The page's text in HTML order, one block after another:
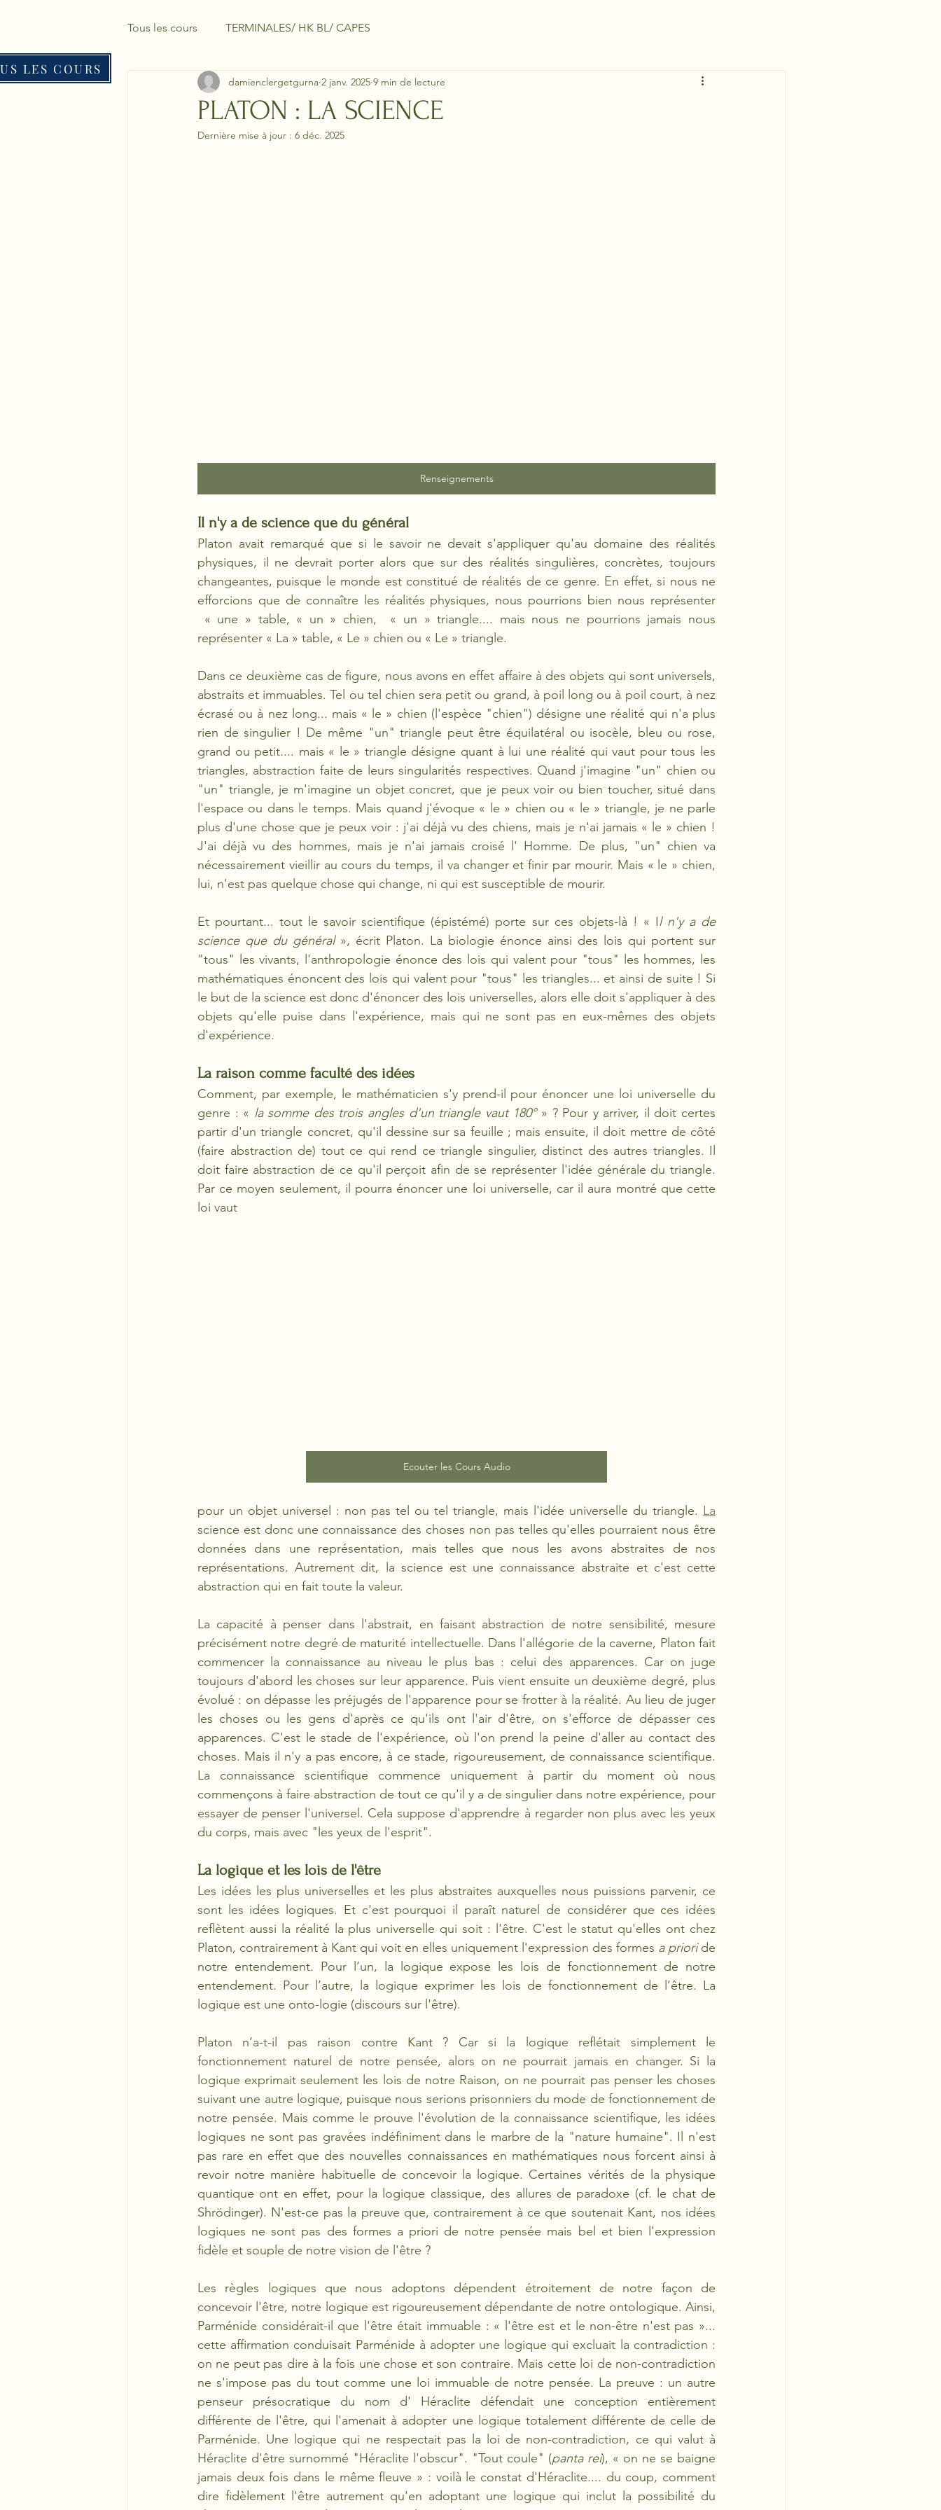
LES COURS
Tous les cours TERMINALES/ HK BL/ CAPES
PLATON : LA SCIENCE
damienclergetgurna 2 janv. 2025 9 min de lecture
Dernière mise à jour : 6 déc. 2025
Renseignements
Il n'y a de science que du général
Platon avait remarqué que si le savoir ne devait s'appliquer qu'au domaine des réalités
physiques, il ne devrait porter alors que sur des réalités singulières, concrètes, toujours
changeantes, puisque le monde est constitué de réalités de ce genre. En effet, si nous ne
efforcions que de connaître les réalités physiques, nous pourrions bien nous représenter
« une » table, « un » chien,  « un » triangle.... mais nous ne pourrions jamais nous
représenter « La » table, « Le » chien ou « Le » triangle.
Dans ce deuxième cas de figure, nous avons en effet affaire à des objets qui sont universels,
abstraits et immuables. Tel ou tel chien sera petit ou grand, à poil long ou à poil court, à nez
écrasé ou à nez long... mais « le » chien (l'espèce "chien") désigne une réalité qui n'a plus
rien de singulier ! De même "un" triangle peut être équilatéral ou isocèle, bleu ou rose,
grand ou petit.... mais « le » triangle désigne quant à lui une réalité qui vaut pour tous les
triangles, abstraction faite de leurs singularités respectives. Quand j'imagine "un" chien ou
"un" triangle, je m'imagine un objet concret, que je peux voir ou bien toucher, situé dans
l'espace ou dans le temps. Mais quand j'évoque « le » chien ou « le » triangle, je ne parle
plus d'une chose que je peux voir : j'ai déjà vu des chiens, mais je n'ai jamais « le » chien !
J'ai déjà vu des hommes, mais je n'ai jamais croisé l' Homme. De plus, "un" chien va
nécessairement vieillir au cours du temps, il va changer et finir par mourir. Mais « le » chien,
lui, n'est pas quelque chose qui change, ni qui est susceptible de mourir.
Et pourtant... tout le savoir scientifique (épistémé) porte sur ces objets-là ! « Il n'y a de
science que du général », écrit Platon. La biologie énonce ainsi des lois qui portent sur
"tous" les vivants, l'anthropologie énonce des lois qui valent pour "tous" les hommes, les
mathématiques énoncent des lois qui valent pour "tous" les triangles... et ainsi de suite ! Si
le but de la science est donc d'énoncer des lois universelles, alors elle doit s'appliquer à des
objets qu'elle puise dans l'expérience, mais qui ne sont pas en eux-mêmes des objets
d'expérience.
La raison comme faculté des idées
Comment, par exemple, le mathématicien s'y prend-il pour énoncer une loi universelle du
genre : « la somme des trois angles d'un triangle vaut 180° » ? Pour y arriver, il doit certes
partir d'un triangle concret, qu'il dessine sur sa feuille ; mais ensuite, il doit mettre de côté
(faire abstraction de) tout ce qui rend ce triangle singulier, distinct des autres triangles. Il
doit faire abstraction de ce qu'il perçoit afin de se représenter l'idée générale du triangle.
Par ce moyen seulement, il pourra énoncer une loi universelle, car il aura montré que cette
loi vaut
Ecouter les Cours Audio
pour un objet universel : non pas tel ou tel triangle, mais l'idée universelle du triangle. La
science est donc une connaissance des choses non pas telles qu'elles pourraient nous être
données dans une représentation, mais telles que nous les avons abstraites de nos
représentations. Autrement dit, la science est une connaissance abstraite et c'est cette
abstraction qui en fait toute la valeur.
La capacité à penser dans l'abstrait, en faisant abstraction de notre sensibilité, mesure
précisément notre degré de maturité intellectuelle. Dans l'allégorie de la caverne, Platon fait
commencer la connaissance au niveau le plus bas : celui des apparences. Car on juge
toujours d'abord les choses sur leur apparence. Puis vient ensuite un deuxième degré, plus
évolué : on dépasse les préjugés de l'apparence pour se frotter à la réalité. Au lieu de juger
les choses ou les gens d'après ce qu'ils ont l'air d'être, on s'efforce de dépasser ces
apparences. C'est le stade de l'expérience, où l'on prend la peine d'aller au contact des
choses. Mais il n'y a pas encore, à ce stade, rigoureusement, de connaissance scientifique.
La connaissance scientifique commence uniquement à partir du moment où nous
commençons à faire abstraction de tout ce qu'il y a de singulier dans notre expérience, pour
essayer de penser l'universel. Cela suppose d'apprendre à regarder non plus avec les yeux
du corps, mais avec "les yeux de l'esprit".
La logique et les lois de l'être
Les idées les plus universelles et les plus abstraites auxquelles nous puissions parvenir, ce
sont les idées logiques. Et c'est pourquoi il paraît naturel de considérer que ces idées
reflètent aussi la réalité la plus universelle qui soit : l'être. C'est le statut qu'elles ont chez
Platon, contrairement à Kant qui voit en elles uniquement l'expression des formes a priori de
notre entendement. Pour l’un, la logique expose les lois de fonctionnement de notre
entendement. Pour l’autre, la logique exprimer les lois de fonctionnement de l’être. La
logique est une onto-logie (discours sur l'être).
Platon n’a-t-il pas raison contre Kant ? Car si la logique reflétait simplement le
fonctionnement naturel de notre pensée, alors on ne pourrait jamais en changer. Si la
logique exprimait seulement les lois de notre Raison, on ne pourrait pas penser les choses
suivant une autre logique, puisque nous serions prisonniers du mode de fonctionnement de
notre pensée. Mais comme le prouve l'évolution de la connaissance scientifique, les idées
logiques ne sont pas gravées indéfiniment dans le marbre de la "nature humaine". Il n'est
pas rare en effet que des nouvelles connaissances en mathématiques nous forcent ainsi à
revoir notre manière habituelle de concevoir la logique. Certaines vérités de la physique
quantique ont en effet, pour la logique classique, des allures de paradoxe (cf. le chat de
Shrödinger). N'est-ce pas la preuve que, contrairement à ce que soutenait Kant, nos idées
logiques ne sont pas des formes a priori de notre pensée mais bel et bien l'expression
fidèle et souple de notre vision de l'être ?
Les règles logiques que nous adoptons dépendent étroitement de notre façon de
concevoir l'être, notre logique est rigoureusement dépendante de notre ontologique. Ainsi,
Parménide considérait-il que l'être était immuable : « l'être est et le non-être n'est pas »...
cette affirmation conduisait Parménide à adopter une logique qui excluait la contradiction :
on ne peut pas dire à la fois une chose et son contraire. Mais cette loi de non-contradiction
ne s'impose pas du tout comme une loi immuable de notre pensée. La preuve : un autre
penseur présocratique du nom d' Héraclite défendait une conception entièrement
différente de l'être, qui l'amenait à adopter une logique totalement différente de celle de
Parménide. Une logique qui ne respectait pas la loi de non-contradiction, ce qui valut à
Héraclite d'être surnommé "Héraclite l'obscur". "Tout coule" (panta rei), « on ne se baigne
jamais deux fois dans le même fleuve » : voilà le constat d'Héraclite.... du coup, comment
dire fidèlement l'être autrement qu'en adoptant une logique qui inclut la possibilité du